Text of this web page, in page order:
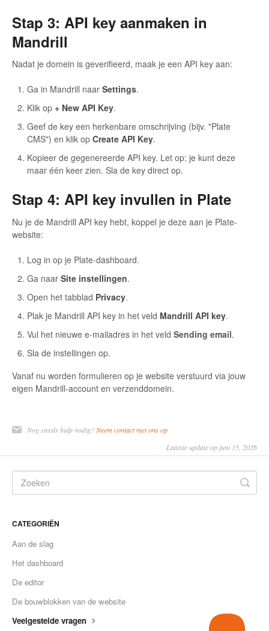
Stap 3: API key aanmaken in
Mandrill
Nadat je domein is geverifieerd, maak je een API key aan:
Ga in Mandrill naar Settings.
Klik op + New API Key.
Geef de key een herkenbare omschrijving (bijv. "Plate
CMS") en klik op Create API Key.
Kopieer de gegenereerde API key. Let op: je kunt deze
maar één keer zien. Sla de key direct op.
Stap 4: API key invullen in Plate
Nu je de Mandrill API key hebt, koppel je deze aan je Plate-
website:
Log in op je Plate-dashboard.
Ga naar Site instellingen.
Open het tabblad Privacy.
Plak je Mandrill API key in het veld Mandrill API key.
Vul het nieuwe e-mailadres in het veld Sending email.
Sla de instellingen op.
Vanaf nu worden formulieren op je website verstuurd via jouw
eigen Mandrill-account en verzenddomein.
Nog steeds hulp nodig?Neem contact met ons op
Laatste update op juni 15, 2026
CATEGORIËN
Aan de slag
Het dashboard
De editor
De bouwblokken van de website
Veelgestelde vragen